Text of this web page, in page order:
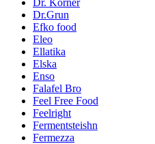
Dr. Korner
Dr.Grun
Efko food
Eleo
Ellatika
Elska
Enso
Falafel Bro
Feel Free Food
Feelright
Fermentsteishn
Fermezza